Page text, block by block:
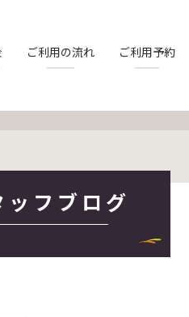
ご利用の流れ ご利用予約
ッフブログ